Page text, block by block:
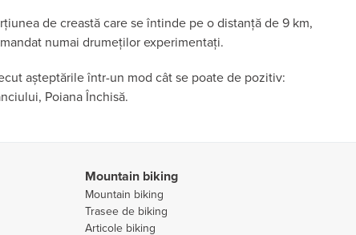
de creastă care se întinde pe o distanță de 9 km,
numai drumeților experimentați.
așteptările într-un mod cât se poate de pozitiv:
Poiana Închisă.
Mountain biking
Mountain biking
Trasee de biking
Articole biking